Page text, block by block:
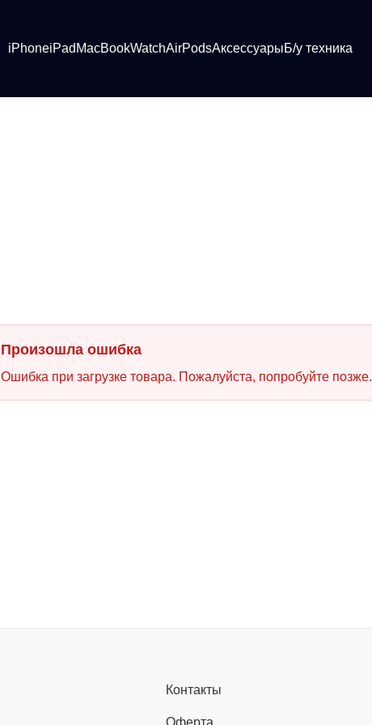
iPhoneiPad MacBookWatchAirPodsАксессуарыБ/у техника
Произошла ошибка
Ошибка при загрузке товара. Пожалуйста, попробуйте позже.
Контакты